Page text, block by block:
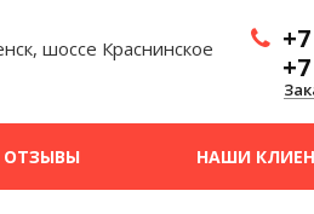
шоссе Краснинское
ОТЗЫВЫ НАШИ